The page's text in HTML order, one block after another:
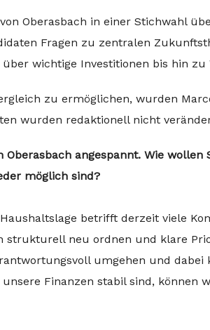
Oberasbach in einer Stichwahl
Fragen zu zentralen
wichtige Investitionen bis hin zu
zu ermöglichen, wurden
wurden redaktionell nicht
angespannt. Wie
möglich sind?
Haushaltslage betrifft derzeit viele
strukturell neu ordnen und klare
umgehen und dabei
Finanzen stabil sind, können